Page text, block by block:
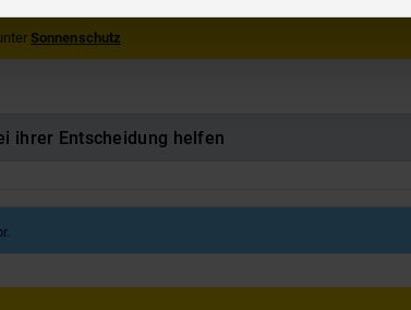
Sonnenschutz
ihrer Entscheidung helfen